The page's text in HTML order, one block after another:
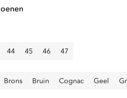
44 45 46 47
Brons Bruin Cognac Geel